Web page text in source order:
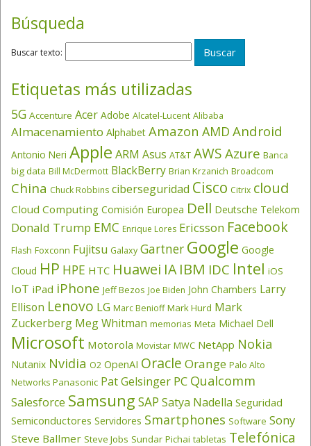
Búsqueda
Buscar texto:
Etiquetas más utilizadas
5G Accenture Acer Adobe Alcatel-Lucent Alibaba
Almacenamiento Alphabet Amazon AMD Android
Antonio Neri Apple ARM Asus AT&T AWSAzure Banca
big data Bill McDermott BlackBerry Brian Krzanich Broadcom
China Chuck Robbins ciberseguridad Cisco Citrix cloud
Cloud Computing Comisión Europea Dell Deutsche Telekom
Donald Trump EMC Enrique Lores Ericsson Facebook
Flash Foxconn Fujitsu Galaxy Gartner Google Google
Cloud HP HPE HTC Huawei IA IBM IDC Intel iOS
IoT iPad iPhone Jeff Bezos Joe Biden John Chambers Larry
Ellison Lenovo LG Marc Benioff Mark Hurd Mark
Zuckerberg Meg Whitman memorias Meta Michael Dell
Microsoft Motorola Movistar MWC NetApp Nokia
Nutanix Nvidia O2 OpenAI Oracle Orange Palo Alto
Networks Panasonic Pat Gelsinger PC Qualcomm
Salesforce Samsung SAP Satya Nadella Seguridad
Semiconductores Servidores Smartphones Software Sony
Steve Ballmer Steve Jobs Sundar Pichai tabletas Telefónica